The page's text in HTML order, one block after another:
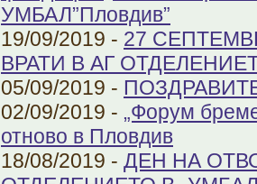
УМБАЛ”Пловдив”
19/09/2019 - 27
ВРАТИ В АГ
05/09/2019 -
02/09/2019 - „Форум
отново в Пловдив
18/08/2019 - ДЕН НА